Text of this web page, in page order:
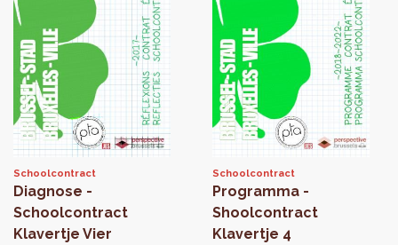
Schoolcontract
Diagnose -
Schoolcontract
Klavertje Vier
Schoolcontract
Programma -
Shoolcontract
Klavertje 4